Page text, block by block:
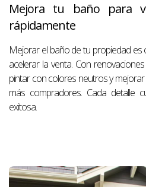
Mejora tu baño para
rápidamente
Mejorar el baño de tu propiedad es
acelerar la venta. Con
pintar con colores neutros y
más compradores. Cada detalle
exitosa.